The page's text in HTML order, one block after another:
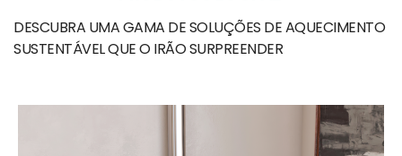
DESCUBRA UMA GAMA DE SOLUÇÕES DE AQUECIMENTO
SUSTENTÁVEL QUE O IRÃO SURPREENDER